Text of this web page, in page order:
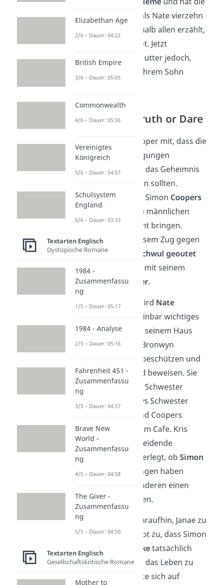
Familie verlassen als Nate vierzehn
war. Nate hat deshalb allen erzählt,
seine Mutter sei tot. Jetzt
behauptet seine Mutter jedoch,
clean zu sein und ihrem Sohn
Dritter Teil: Truth or Dare
Die Polizei teilt Cooper mit, dass die
Doping-Anschuldigungen
ursprünglich nicht das Geheimnis
im Tumblr Post sein sollten.
Stattdessen wollte Simon Coopers
Beziehung
zu dem männlichen
Model Kris ans Licht bringen.
Cooper wird in diesem Zug gegen
seinen Willen als
schwul geoutet
und gerät in Streit mit seinem
homophoben Vater.
Währenddessen wird Nate
, da scheinbar wichtiges
Beweismaterial
in seinem Haus
gefunden wurde. Bronwyn
versucht, Nate zu beschützen und
will seine Unschuld beweisen. Sie
trifft sich mit ihrer Schwester
Maeve, Addy, Addys Schwester
Ashton, Cooper und Coopers
Freund Kris in einem Cafe. Kris
macht eine entscheidende
Bemerkung: Er überlegt, obSimon
Selbstmordbegangen haben
könnte, um den anderen einen
„Mord“ anzuhängen.
Addy beschließt daraufhin, Janae zu
befragen. Janae gibt zu, dass Simon
gemeinsam mit
Jaketatsächlich
geplant hatte, sich das Leben zu
nehmen. Jake wollte sich auf
Elizabethan Age
2/6 – Dauer: 04:22
British Empire
3/6 – Dauer: 05:05
Commonwealth
4/6 – Dauer: 05:36
Vereinigtes
Königreich
5/6 – Dauer: 04:57
Schulsystem
England
6/6 – Dauer: 03:33
Textarten Englisch
Dystopische Romane
1984 -
Zusammenfassu
ng
1/5 – Dauer: 05:17
1984 - Analyse
2/5 – Dauer: 05:16
Fahrenheit 451 -
Zusammenfassu
ng
3/5 – Dauer: 04:57
Brave New
World -
Zusammenfassu
ng
4/5 – Dauer: 04:58
The Giver -
Zusammenfassu
ng
5/5 – Dauer: 04:50
Textarten Englisch
Gesellschaftskritische Romane
Mother to